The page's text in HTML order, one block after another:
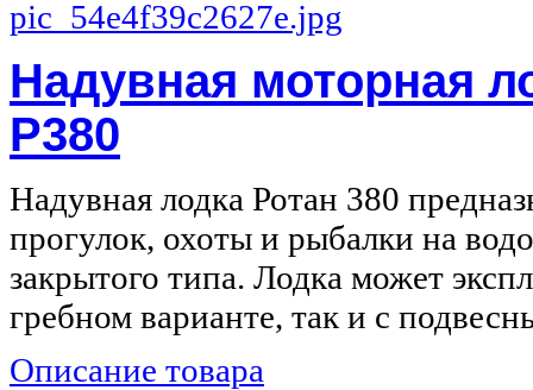
Надувная моторная
Р380
Надувная лодка Ротан 380
прогулок, охоты и рыбалки на
закрытого типа. Лодка может
гребном варианте, так и с
Описание товара